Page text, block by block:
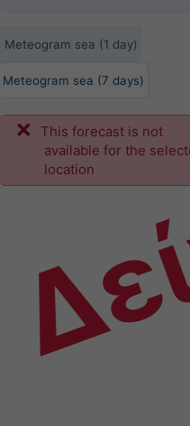
Meteogram sea (1 day)
Meteogram sea (7 days)
This forecast is not
available for the
location